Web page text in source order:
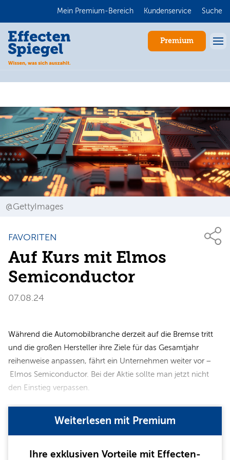
Mein Premium-Bereich Kundenservice Suche
Premium
@GettyImages
FAVORITEN
Auf Kurs mit Elmos
Semiconductor
07.08.24
Während die Automobilbranche derzeit auf die Bremse tritt
und die großen Hersteller ihre Ziele für das Gesamtjahr
reihenweise anpassen, fährt ein Unternehmen weiter vor –
Elmos Semiconductor. Bei der Aktie sollte man jetzt nicht
den Einstieg verpassen.
Weiterlesen mit Premium
Ihre exklusiven Vorteile mit Effecten-
Anmelden